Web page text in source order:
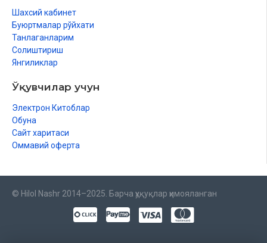
Шахсий кабинет
Буюртмалар рўйхати
Танлаганларим
Солиштириш
Янгиликлар
Ўқувчилар учун
Электрон Китоблар
Обуна
Сайт харитаси
Оммавий оферта
© Hilol Nashr 2014–2025. Барча ҳуқуқлар ҳимояланган